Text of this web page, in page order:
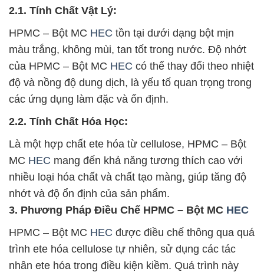
2.1. Tính Chất Vật Lý:
HPMC – Bột MC HEC tồn tại dưới dạng bột mịn
màu trắng, không mùi, tan tốt trong nước. Độ nhớt
của HPMC – Bột MC HEC có thể thay đổi theo nhiệt
độ và nồng độ dung dịch, là yếu tố quan trọng trong
các ứng dụng làm đặc và ổn định.
2.2. Tính Chất Hóa Học:
Là một hợp chất ete hóa từ cellulose, HPMC – Bột
MC HEC mang đến khả năng tương thích cao với
nhiều loại hóa chất và chất tạo màng, giúp tăng độ
nhớt và độ ổn định của sản phẩm.
3. Phương Pháp Điều Chế HPMC – Bột MC HEC
HPMC – Bột MC HEC được điều chế thông qua quá
trình ete hóa cellulose tự nhiên, sử dụng các tác
nhân ete hóa trong điều kiện kiềm. Quá trình này